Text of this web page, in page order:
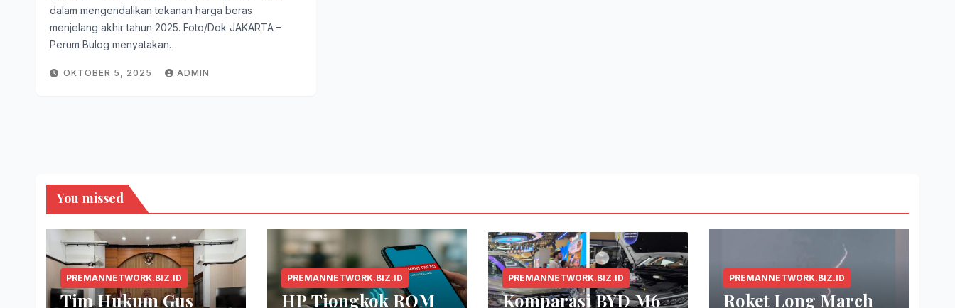
dalam mengendalikan tekanan harga beras
menjelang akhir tahun 2025. Foto/Dok JAKARTA –
Perum Bulog menyatakan…
OKTOBER 5, 2025 ADMIN
You missed
PREMANNETWORK.BIZ.ID
Tim Hukum Gus
PREMANNETWORK.BIZ.ID
HP Tiongkok ROM
PREMANNETWORK.BIZ.ID
Komparasi BYD M6
PREMANNETWORK.BIZ.ID
Roket Long March